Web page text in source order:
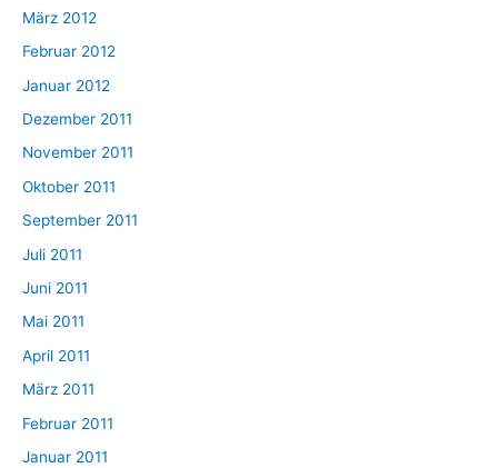
März 2012
Februar 2012
Januar 2012
Dezember 2011
November 2011
Oktober 2011
September 2011
Juli 2011
Juni 2011
Mai 2011
April 2011
März 2011
Februar 2011
Januar 2011